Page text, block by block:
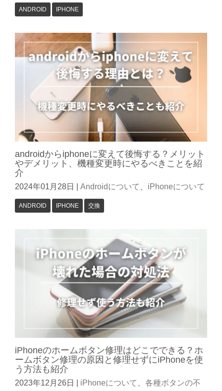
ANDROID IPHONE
androidからiphoneに変えて後悔する？メリット
やデメリット、機種変更時にやるべきことを紹
介
2024年01月28日 Androidについて iPhoneについて
ANDROID IPHONE 交換
iPhoneのホームボタン修理はどこでできる？ホ
ームボタン修理の原因と修理せずにiPhoneを使
う方法も紹介
2023年12月26日 iPhoneについて
各種ボタンの不